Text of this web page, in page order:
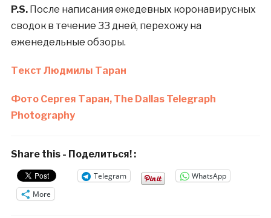
P.S.После написания ежедевных коронавирусных
сводок в течение 33 дней, перехожу на
еженедельные обзоры.
Текст Людмилы Таран
Фото Сергея Таран, The Dallas Telegraph
Photography
Share this - Поделиться! :
Telegram
WhatsApp
More